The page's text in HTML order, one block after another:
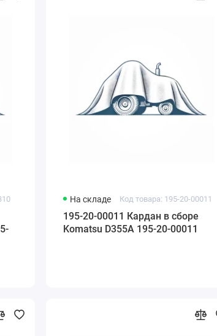
На складе Код товара: 195-20-00011
195-20-00011 Кардан в сборе
Komatsu D355A 195-20-00011